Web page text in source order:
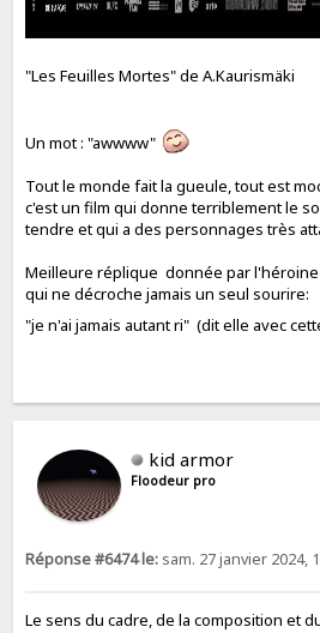
"Les Feuilles Mortes" de A.Kaurismäki
Un mot : "awwww"
Tout le monde fait la gueule, tout est
c'est un film qui donne terriblement le
tendre et qui a des personnages très
Meilleure réplique donnée par
qui ne décroche jamais un seul sourire:
"je n'ai jamais autant ri" (dit elle avec
kid armor
Floodeur pro
Réponse #6474 le: sam. 27 janvier 2024,
Le sens du cadre, de la composition et